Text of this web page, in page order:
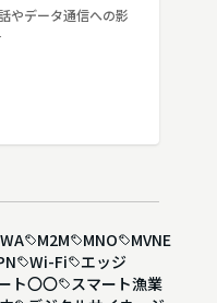
やデータ通信への影
M2M MNO
MVNE
Wi-Fi
エッジ
ト〇〇
スマート漁業